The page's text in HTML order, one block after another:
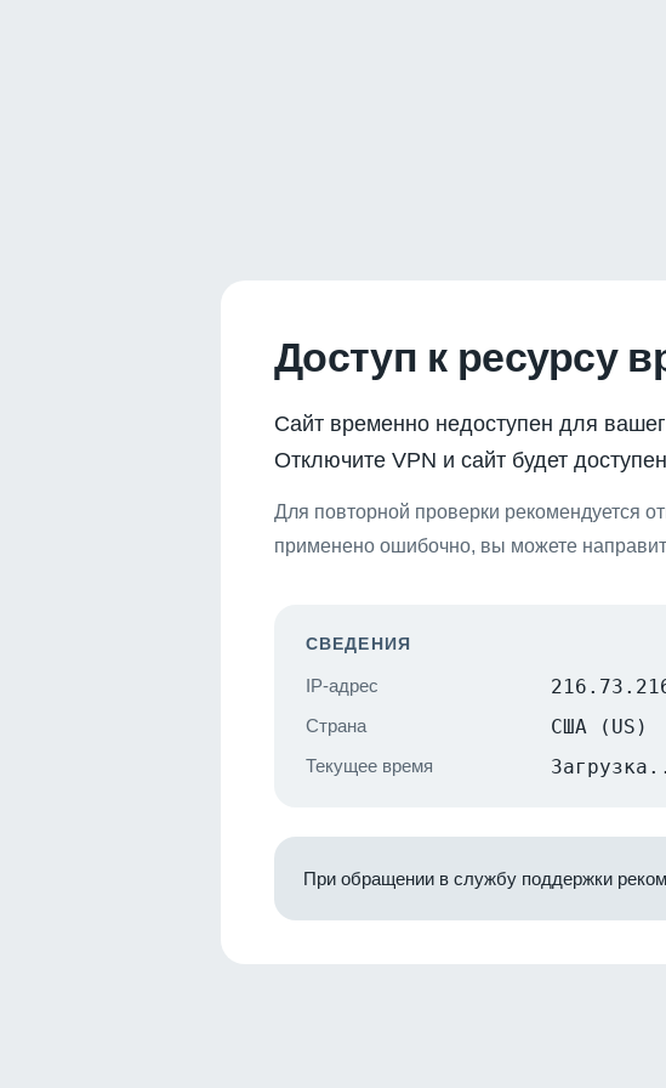
Доступ к ресурсу
Сайт временно недоступен для
Отключите VPN и сайт будет
Для повторной проверки рекомендуется
применено ошибочно, вы можете
СВЕДЕНИЯ
IP-адрес
Страна США (US)
Текущее время
При обращении в службу поддержки